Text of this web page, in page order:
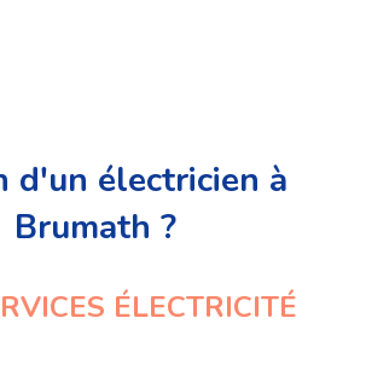
d'un électricien à
Brumath ?
ÉLECTRICITÉ